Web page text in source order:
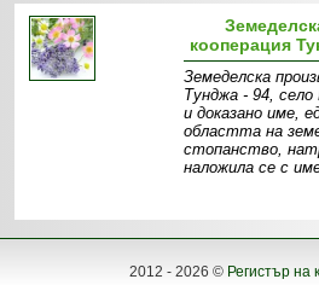
кооперация
Земеделска
Тунджа - 94,
и доказано име,
областта на
стопанство,
наложила се с
2012 - 2026 © Регистър на